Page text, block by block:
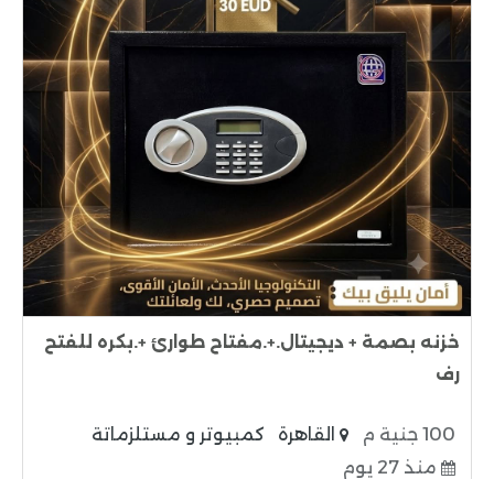
خزنه بصمة + ديجيتال.+.مفتاح طوارئ +.بكره للفتح
رف
100 جنية م القاهرة
كمبيوتر و مستلزماتة
منذ 27 يوم